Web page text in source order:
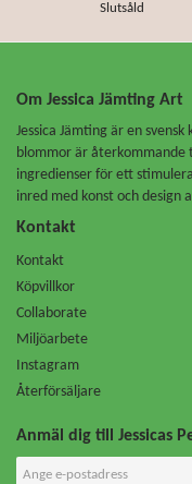
Slutsåld
Om Jessica Jämting Art
Jessica Jämting är en
blommor är återkommande
ingredienser för ett
inred med konst och design
Kontakt
Kontakt
Köpvillkor
Collaborate
Miljöarbete
Instagram
Återförsäljare
Anmäl dig till Jessicas